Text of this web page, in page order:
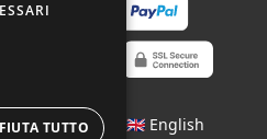
• 🇫🇷 Français 🇬🇧 English
TUTTO